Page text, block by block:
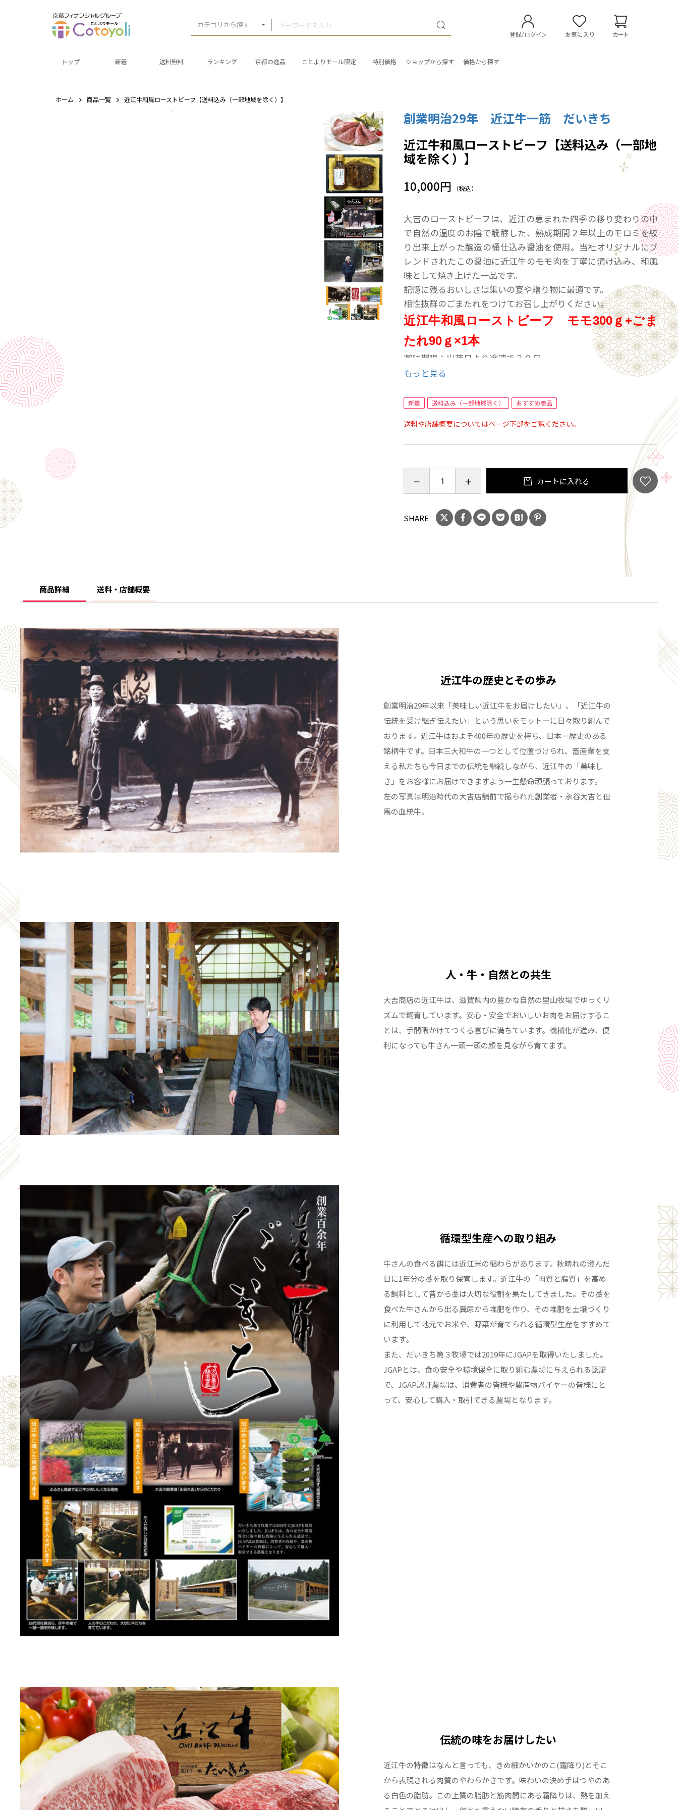
カテゴリから探す
登録/ログイン お気に入り カート
トップ 新着 送料無料 ランキング 京都の逸品 ことよりモール限定 特別価格 ショップから探す 価格から探す
ホーム 商品一覧 近江牛和風ローストビーフ【送料込み（一部地域を除く）】
創業明治29年 近江牛一筋 だいきち
近江牛和風ローストビーフ【送料込み（一部地
域を除く）】
10,000円 （税込）
大吉のローストビーフは、近江の恵まれた四季の移り変わりの中
で自然の温度のお陰で醗酵した、熟成期間２年以上のモロミを絞
り出来上がった醸造の桶仕込み醤油を使用。当社オリジナルにブ
レンドされたこの醤油に近江牛のモモ肉を丁寧に漬け込み、和風
味として焼き上げた一品です。
記憶に残るおいしさは集いの宴や贈り物に最適です。
相性抜群のごまたれをつけてお召し上がりください。
近江牛和風ローストビーフ モモ300ｇ+ごま
たれ90ｇ×1本
賞味期限：出荷日より冷凍で３０日
もっと見る
新着 送料込み（一部地域除く） おすすめ商品
送料や店舗概要についてはページ下部をご覧ください。
カートに入れる
SHARE
商品詳細 送料・店舗概要
近江牛の歴史とその歩み
創業明治29年以来「美味しい近江牛をお届けしたい」、「近江牛の
伝統を受け継ぎ伝えたい」という思いをモットーに日々取り組んで
おります。近江牛はおよそ400年の歴史を持ち、日本一歴史のある
銘柄牛です。日本三大和牛の一つとして位置づけられ、畜産業を支
える私たちも今日までの伝統を継続しながら、近江牛の「美味し
さ」をお客様にお届けできますよう一生懸命頑張っております。
左の写真は明治時代の大吉店舗前で撮られた創業者・永谷大吉と但
馬の血統牛。
人・牛・自然との共生
大吉商店の近江牛は、滋賀県内の豊かな自然の里山牧場でゆっくリ
ズムで飼育しています。安心・安全でおいしいお肉をお届けするこ
とは、手間暇かけてつくる喜びに満ちています。機械化が進み、便
利になっても牛さん一頭一頭の顔を見ながら育てます。
循環型生産への取り組み
牛さんの食べる餌には近江米の稲わらがあります。秋晴れの澄んだ
日に1年分の藁を取り保管します。近江牛の「肉質と脂質」を高め
る飼料として昔から藁は大切な役割を果たしてきました。その藁を
食べた牛さんから出る糞尿から堆肥を作り、その堆肥を土壌づくり
に利用して地元でお米や、野菜が育てられる循環型生産をすすめて
います。
また、だいきち第３牧場では2019年にJGAPを取得いたしました。
JGAPとは、食の安全や環境保全に取り組む農場に与えられる認証
で、JGAP認証農場は、消費者の皆様や農産物バイヤーの皆様にと
って、安心して購入・取引できる農場となります。
伝統の味をお届けしたい
近江牛の特徴はなんと言っても、きめ細かいかのこ(霜降り)とそこ
から表現される肉質のやわらかさです。味わいの決め手はつやのあ
る白色の脂肪。この上質の脂肪と筋肉間にある霜降りは、熱を加え